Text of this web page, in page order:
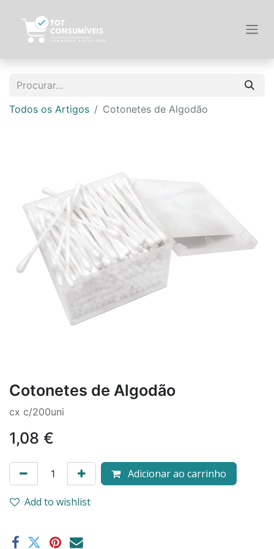
Todos os Artigos Cotonetes de Algodão
Cotonetes de Algodão
cx c/200uni
1,08 €
Adicionar ao carrinho
Add to wishlist